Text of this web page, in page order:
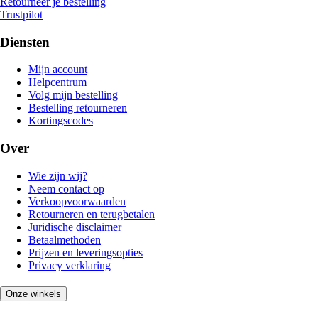
Trustpilot
Diensten
Mijn account
Helpcentrum
Volg mijn bestelling
Bestelling retourneren
Kortingscodes
Over
Wie zijn wij?
Neem contact op
Verkoopvoorwaarden
Retourneren en terugbetalen
Juridische disclaimer
Betaalmethoden
Prijzen en leveringsopties
Privacy verklaring
Onze winkels